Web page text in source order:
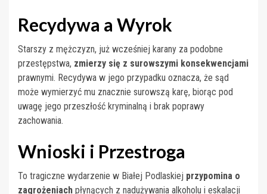
Recydywa a Wyrok
Starszy z mężczyzn, już wcześniej karany za podobne
przestępstwa, zmierzy się z surowszymi konsekwencjami
prawnymi. Recydywa w jego przypadku oznacza, że sąd
może wymierzyć mu znacznie surowszą karę, biorąc pod
uwagę jego przeszłość kryminalną i brak poprawy
zachowania.
Wnioski i Przestroga
To tragiczne wydarzenie w Białej Podlaskiej przypomina o
zagrożeniach płynących z nadużywania alkoholu i eskalacji